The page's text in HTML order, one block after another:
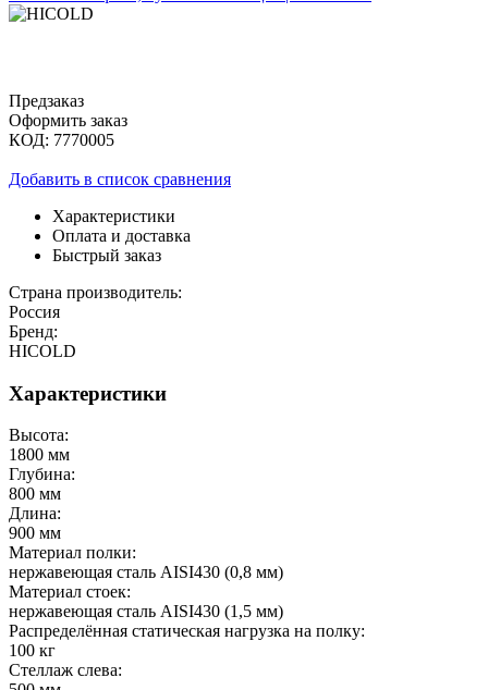
Предзаказ
Оформить заказ
КОД: 7770005
Добавить в список сравнения
Характеристики
Оплата и доставка
Быстрый заказ
Страна производитель:
Россия
Бренд:
HICOLD
Характеристики
Высота:
1800 мм
Глубина:
800 мм
Длина:
900 мм
Материал полки:
нержавеющая сталь AISI430 (0,8 мм)
Материал стоек:
нержавеющая сталь AISI430 (1,5 мм)
Распределённая статическая нагрузка на полку:
100 кг
Стеллаж слева: